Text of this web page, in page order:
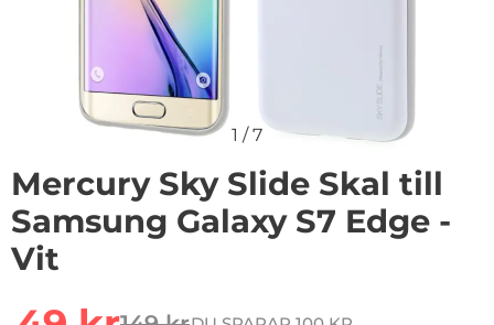
1 /7
Mercury Sky Slide Skal till
Samsung Galaxy S7 Edge -
Vit